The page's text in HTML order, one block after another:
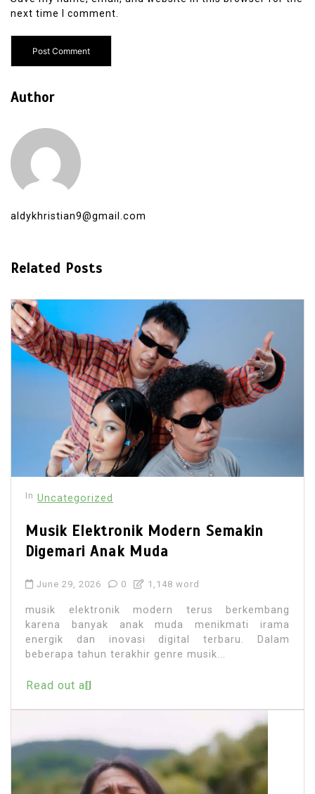
next time I comment.
Author
aldykhristian9@gmail.com
Related Posts
In Uncategorized
Musik Elektronik Modern Semakin
Digemari Anak Muda
June 29, 2026 0 1,148 word
musik elektronik modern terus berkembang
karena banyak anak muda menikmati irama
energik dan inovasi digital terbaru. Dalam
beberapa tahun terakhir genre musik...
Read out all